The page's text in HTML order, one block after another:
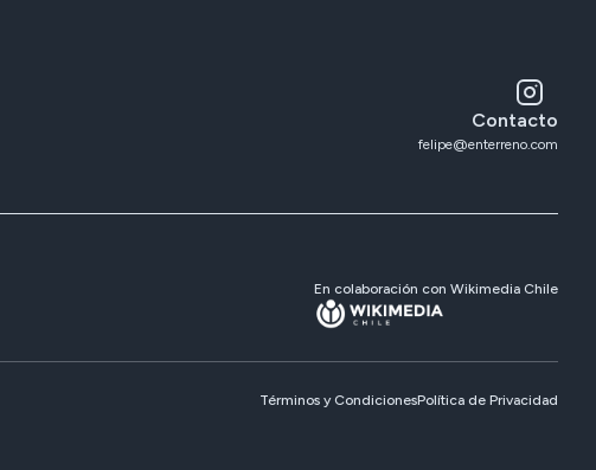
Contacto
felipe@enterreno.com
En colaboración con Wikimedia Chile
Términos y CondicionesPolítica de Privacidad